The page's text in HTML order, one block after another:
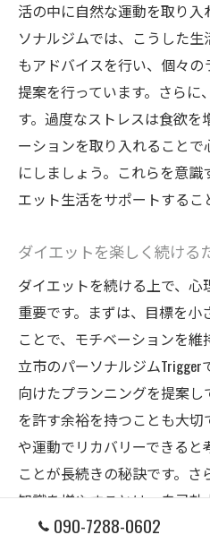
活の中に自然な運動を取り
ソナルジムでは、こうした
もアドバイスを行い、個々
提案を行っています。さらに
す。過度なストレスは食欲
ーションを取り入れること
にしましょう。これらを意
エット生活をサポートするこ
ダイエットを楽しく続ける
ダイエットを続ける上で、
重要です。まずは、目標を小
ことで、モチベーションを
立市のパーソナルジム
向けたプランニングを提案
を許す余裕を持つことも大
や運動でリカバリーできる
ことが長続きの秘訣です。さ
知識を増やすことは、自己
を楽しむ要因になります。例
090-7288-0602